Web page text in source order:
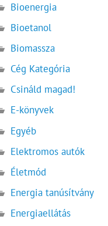
Bioenergia
Bioetanol
Biomassza
Cég Kategória
Csináld magad!
E-könyvek
Egyéb
Elektromos autók
Életmód
Energia tanúsítvány
Energiaellátás